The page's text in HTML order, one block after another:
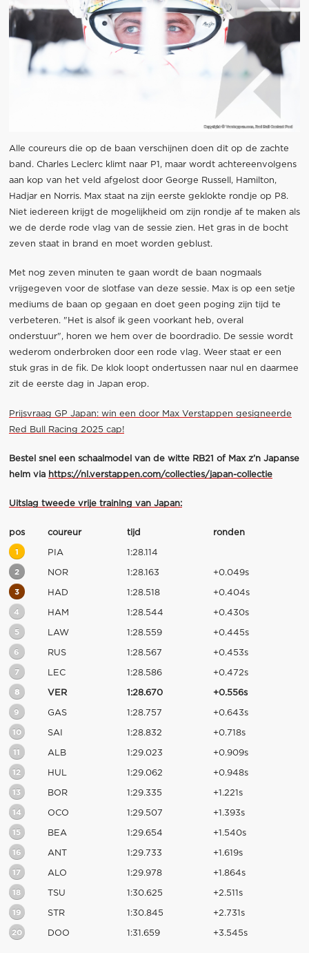
Alle coureurs die op de baan verschijnen doen dit op de zachte
band. Charles Leclerc klimt naar P1, maar wordt achtereenvolgens
aan kop van het veld afgelost door George Russell, Hamilton,
Hadjar en Norris. Max staat na zijn eerste geklokte rondje op P8.
Niet iedereen krijgt de mogelijkheid om zijn rondje af te maken als
we de derde rode vlag van de sessie zien. Het gras in de bocht
zeven staat in brand en moet worden geblust.
Met nog zeven minuten te gaan wordt de baan nogmaals
vrijgegeven voor de slotfase van deze sessie. Max is op een setje
mediums de baan op gegaan en doet geen poging zijn tijd te
verbeteren. "Het is alsof ik geen voorkant heb, overal
onderstuur", horen we hem over de boordradio. De sessie wordt
wederom onderbroken door een rode vlag. Weer staat er een
stuk gras in de fik. De klok loopt ondertussen naar nul en daarmee
zit de eerste dag in Japan erop.
Prijsvraag GP Japan: win een door Max Verstappen gesigneerde
Red Bull Racing 2025 cap!
Bestel snel een schaalmodel van de witte RB21 of Max z’n Japanse
helm via https://nl.verstappen.com/collecties/japan-collectie
Uitslag tweede vrije training van Japan:
pos coureur tijd ronden
1 PIA 1:28.114
2 NOR 1:28.163 +0.049s
3 HAD 1:28.518 +0.404s
4 HAM 1:28.544 +0.430s
5 LAW 1:28.559 +0.445s
6 RUS 1:28.567 +0.453s
7 LEC 1:28.586 +0.472s
8 VER 1:28.670 +0.556s
9 GAS 1:28.757 +0.643s
10 SAI 1:28.832 +0.718s
11 ALB 1:29.023 +0.909s
12 HUL 1:29.062 +0.948s
13 BOR 1:29.335 +1.221s
14 OCO 1:29.507 +1.393s
15 BEA 1:29.654 +1.540s
16 ANT 1:29.733 +1.619s
17 ALO 1:29.978 +1.864s
18 TSU 1:30.625 +2.511s
19 STR 1:30.845 +2.731s
20 DOO 1:31.659 +3.545s